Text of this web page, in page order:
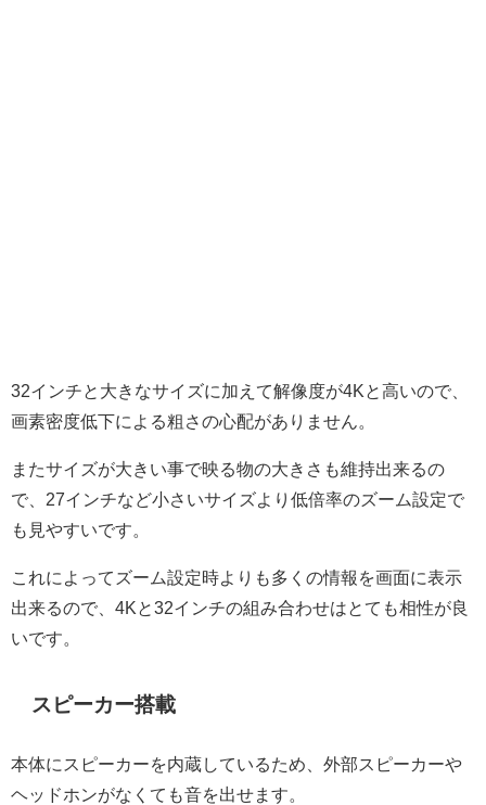
32インチと大きなサイズに加えて解像度が4Kと高いので、
画素密度低下による粗さの心配がありません。
またサイズが大きい事で映る物の大きさも維持出来るの
で、27インチなど小さいサイズより低倍率のズーム設定で
も見やすいです。
これによってズーム設定時よりも多くの情報を画面に表示
出来るので、4Kと32インチの組み合わせはとても相性が良
いです。
スピーカー搭載
本体にスピーカーを内蔵しているため、外部スピーカーや
ヘッドホンがなくても音を出せます。